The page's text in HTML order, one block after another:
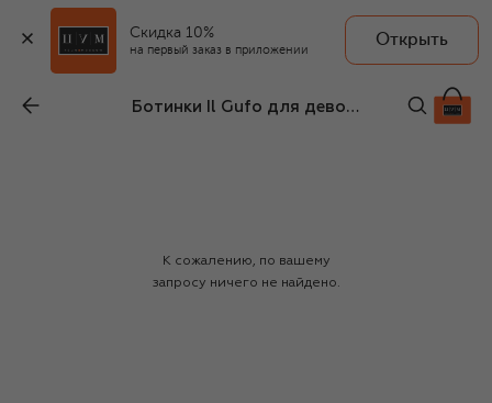
Скидка 10%
на первый заказ в приложении
Открыть
Ботинки Il Gufo для девочек
К сожалению, по вашему
запросу ничего не найдено.